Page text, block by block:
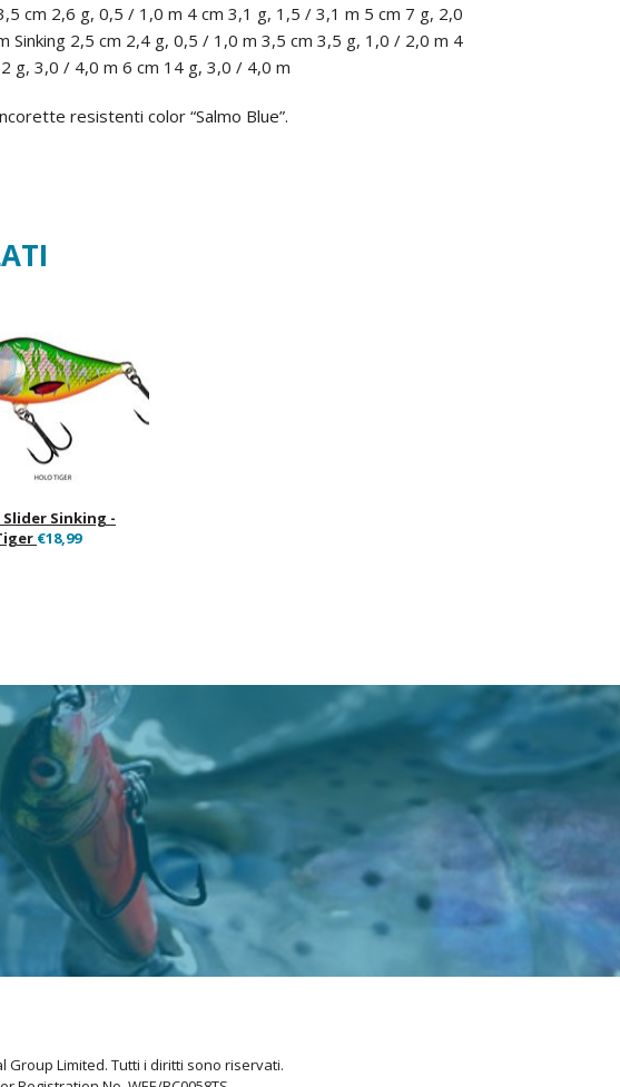
cm 2,6 g, 0,5 / 1,0 m 4 cm 3,1 g, 1,5 / 3,1 m 5 cm 7 g, 2,0
Sinking 2,5 cm 2,4 g, 0,5 / 1,0 m 3,5 cm 3,5 g, 1,0 / 2,0 m 4
g, 3,0 / 4,0 m 6 cm 14 g, 3,0 / 4,0 m
resistenti color “Salmo Blue”.
Slider Sinking -
€18,99
Group Limited. Tutti i diritti sono riservati.